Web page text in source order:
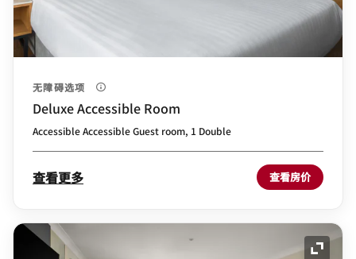
无障碍选项
Deluxe Accessible Room
Accessible Accessible Guest room, 1 Double
查看更多 查看房价